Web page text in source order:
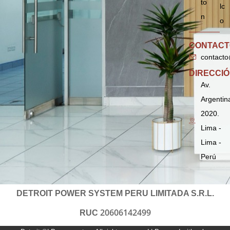
to
n
lc
o
Av.
2020.
Lima -
Lima -
Perú
DETROIT POWER SYSTEM PERU LIMITADA S.R.L.
RUC 20606142499